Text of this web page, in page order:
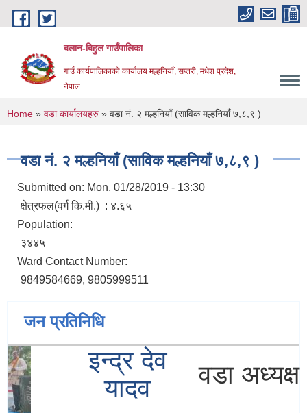
Skip to main content
बलान-बिहुल गाउँपालिका
गाउँ कार्यपालिकाको कार्यालय मल्हनियाँ, सप्तरी, मधेश प्रदेश,
नेपाल
You are here
Home » वडा कार्यालयहरु » वडा नं. २ मल्हनियाँ (साविक मल्हनियाँ ७,८,९ )
वडा नं. २ मल्हनियाँ (साविक मल्हनियाँ ७,८,९ )
Submitted on: Mon, 01/28/2019 - 13:30
क्षेत्रफल(वर्ग कि.मी.) : ४.६५
Population:
३४४५
Ward Contact Number:
9849584669, 9805999511
जन प्रतिनिधि
इन्द्र देव
यादव
वडा अध्यक्ष